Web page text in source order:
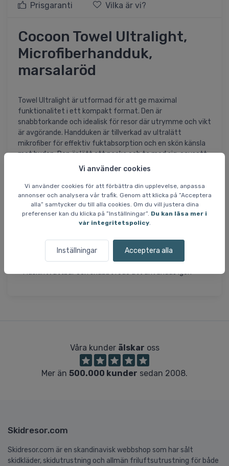
Vi använder cookies
Vi använder cookies för att förbättra din upplevelse, anpassa
annonser och analysera vår trafik. Genom att klicka på ”Acceptera
alla” samtycker du till alla cookies. Om du vill justera dina
preferenser kan du klicka på ”Inställningar”. Du kan läsa mer i
vår integritetspolicy.
Inställningar Acceptera alla
Prisgaranti Vilka är vi?
Cocoon Towel Ultralight,
Microfiberhandduk,
marsalaröd
Towel Ultralight är utformad för att ge maximal
funktionalitet i ett kompakt format. Den är
snabbtorkande och idealisk för resor där utrymme och vikt
är avgörande. Handduken är tillverkad av ultralätt
mikrofiber för effektiv fuktabsorption och en skön känsla
mot huden. Den är lätt att packa och ta med sig, oavsett
om det är för daglig användning eller längre resor.
Specifikationer och egenskaper:
- Ultralätt mikrofiber: 100% polyester
- Snabbtorkande och extremt absorberande
- Miljövänlig produktion utan PFC
- Inbyggd upphängningsögla
- Perfekt för vandring, cykling, strand och sport
- Superkompakt och lätt att packa
- Maskintvättbar och snabbt redo att användas igen
Våra kunder älskar oss
Mer än 500.000 kunder sedan 2008.
Skidresor.com
Skidresor.com är en skandinavisk webbshop som har sålt
skidkläder, skidutrustning och allmän friluftsutrustning för både